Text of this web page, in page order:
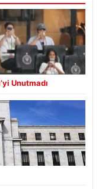
Unutmadı